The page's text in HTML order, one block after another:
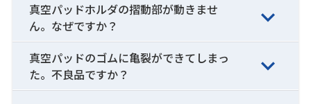
真空パッドホルダの摺動部が動きませ
ん。なぜですか？
真空パッドのゴムに亀裂ができてしまっ
た。不良品ですか？